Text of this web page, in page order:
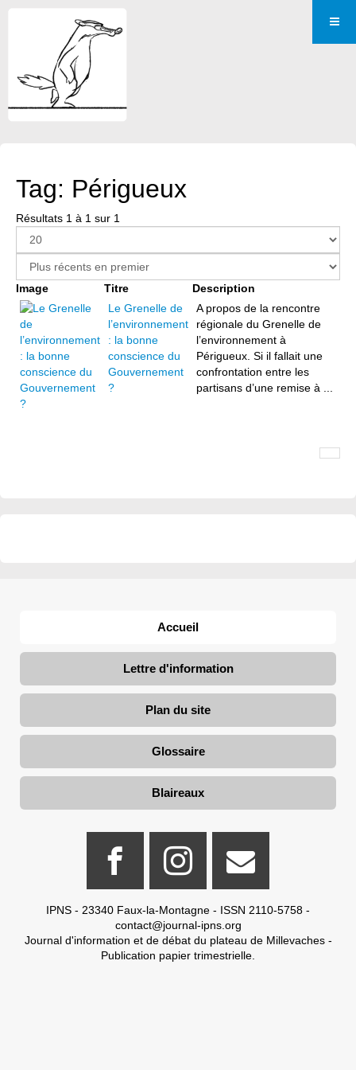
Tag: Périgueux
Résultats 1 à 1 sur 1
Image Titre
Description
Le Grenelle de
l’environnement
: la bonne
conscience du
Gouvernement
?
A propos de la rencontre
régionale du Grenelle de
l’environnement à
Périgueux. Si il fallait une
confrontation entre les
partisans d’une remise à ...
Accueil
Lettre d'information
Plan du site
Glossaire
Blaireaux
IPNS - 23340 Faux-la-Montagne - ISSN 2110-5758 -
contact@journal-ipns.org
Journal d'information et de débat du plateau de Millevaches -
Publication papier trimestrielle.